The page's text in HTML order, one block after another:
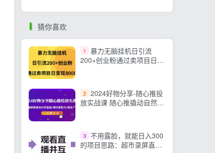
猜你喜欢
1
暴力无脑挂机日引流
200+创业粉通过卖项目日变
2 2024好物分享-随心推投
放实战课 随心推撬动自然流
3
不用露脸，就能日入300
的项目思路：超市录屏直播